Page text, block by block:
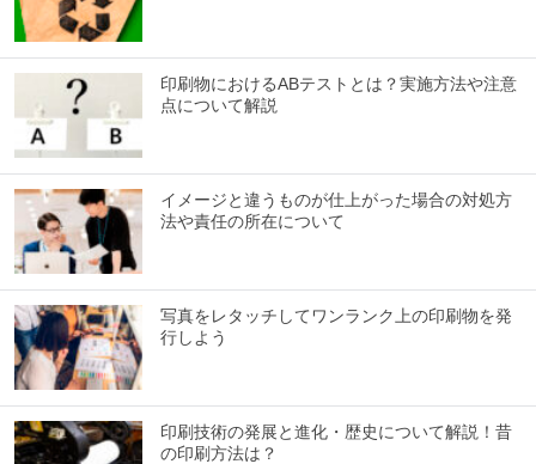
印刷物におけるABテストとは？実施方法や注意
点について解説
イメージと違うものが仕上がった場合の対処方
法や責任の所在について
写真をレタッチしてワンランク上の印刷物を発
行しよう
印刷技術の発展と進化・歴史について解説！昔
の印刷方法は？